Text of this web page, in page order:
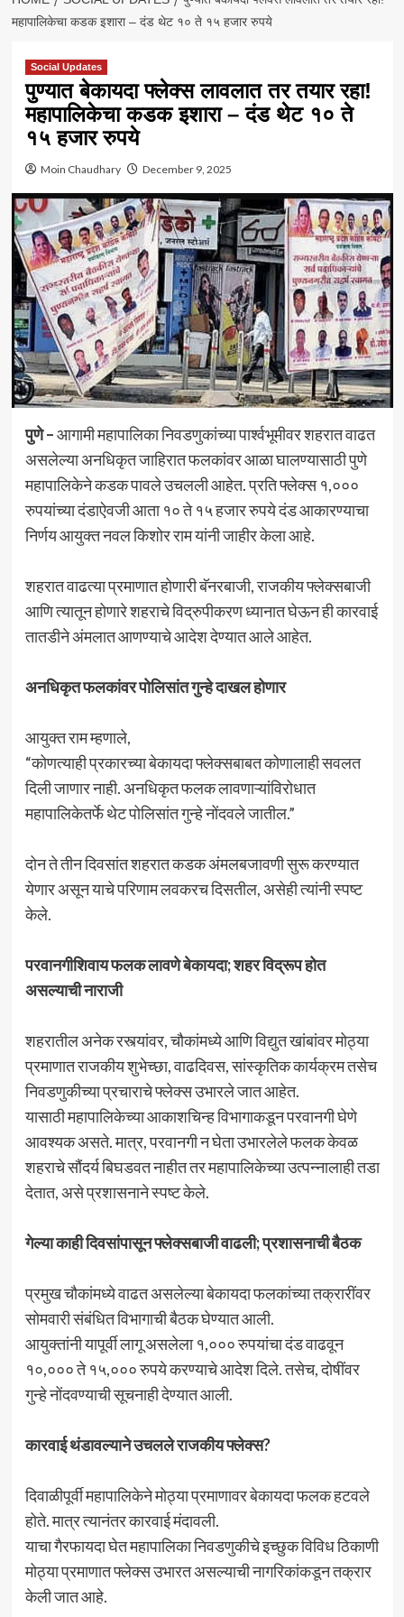
महापालिकेचा कडक इशारा – दंड थेट १० ते १५ हजार रुपये
Social Updates
पुण्यात बेकायदा फ्लेक्स लावलात तर तयार रहा!
महापालिकेचा कडक इशारा – दंड थेट १० ते
१५ हजार रुपये
Moin Chaudhary December 9, 2025
पुणे –आगामी महापालिका निवडणुकांच्या पार्श्वभूमीवर शहरात वाढत
असलेल्या अनधिकृत जाहिरात फलकांवर आळा घालण्यासाठी पुणे
महापालिकेने कडक पावले उचलली आहेत. प्रति फ्लेक्स १,०००
रुपयांच्या दंडाऐवजी आता १० ते १५ हजार रुपये दंड आकारण्याचा
निर्णय आयुक्त नवल किशोर राम यांनी जाहीर केला आहे.
शहरात वाढत्या प्रमाणात होणारी बॅनरबाजी, राजकीय फ्लेक्सबाजी
आणि त्यातून होणारे शहराचे विद्रुपीकरण ध्यानात घेऊन ही कारवाई
तातडीने अंमलात आणण्याचे आदेश देण्यात आले आहेत.
अनधिकृत फलकांवर पोलिसांत गुन्हे दाखल होणार
आयुक्त राम म्हणाले,
“कोणत्याही प्रकारच्या बेकायदा फ्लेक्सबाबत कोणालाही सवलत
दिली जाणार नाही. अनधिकृत फलक लावणाऱ्यांविरोधात
महापालिकेतर्फे थेट पोलिसांत गुन्हे नोंदवले जातील.”
दोन ते तीन दिवसांत शहरात कडक अंमलबजावणी सुरू करण्यात
येणार असून याचे परिणाम लवकरच दिसतील, असेही त्यांनी स्पष्ट
केले.
परवानगीशिवाय फलक लावणे बेकायदा; शहर विद्रूप होत
असल्याची नाराजी
शहरातील अनेक रस्त्यांवर, चौकांमध्ये आणि विद्युत खांबांवर मोठ्या
प्रमाणात राजकीय शुभेच्छा, वाढदिवस, सांस्कृतिक कार्यक्रम तसेच
निवडणुकीच्या प्रचाराचे फ्लेक्स उभारले जात आहेत.
यासाठी महापालिकेच्या आकाशचिन्ह विभागाकडून परवानगी घेणे
आवश्यक असते. मात्र, परवानगी न घेता उभारलेले फलक केवळ
शहराचे सौंदर्य बिघडवत नाहीत तर महापालिकेच्या उत्पन्नालाही तडा
देतात, असे प्रशासनाने स्पष्ट केले.
गेल्या काही दिवसांपासून फ्लेक्सबाजी वाढली; प्रशासनाची बैठक
प्रमुख चौकांमध्ये वाढत असलेल्या बेकायदा फलकांच्या तक्रारींवर
सोमवारी संबंधित विभागाची बैठक घेण्यात आली.
आयुक्तांनी यापूर्वी लागू असलेला १,००० रुपयांचा दंड वाढवून
१०,००० ते १५,००० रुपये करण्याचे आदेश दिले. तसेच, दोषींवर
गुन्हे नोंदवण्याची सूचनाही देण्यात आली.
कारवाई थंडावल्याने उचलले राजकीय फ्लेक्स?
दिवाळीपूर्वी महापालिकेने मोठ्या प्रमाणावर बेकायदा फलक हटवले
होते. मात्र त्यानंतर कारवाई मंदावली.
याचा गैरफायदा घेत महापालिका निवडणुकीचे इच्छुक विविध ठिकाणी
मोठ्या प्रमाणात फ्लेक्स उभारत असल्याची नागरिकांकडून तक्रार
केली जात आहे.